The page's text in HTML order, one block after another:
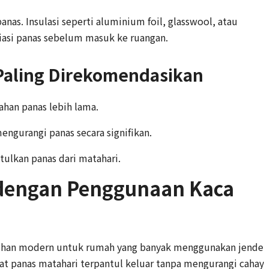
Insulasi seperti aluminium foil, glasswool, atau
panas sebelum masuk ke ruangan.
Direkomendasikan
panas lebih lama.
panas secara signifikan.
panas dari matahari.
Penggunaan Kaca
modern untuk rumah yang banyak menggunakan
panas matahari terpantul keluar tanpa mengurangi